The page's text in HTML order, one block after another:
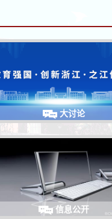
大讨论
信息公开